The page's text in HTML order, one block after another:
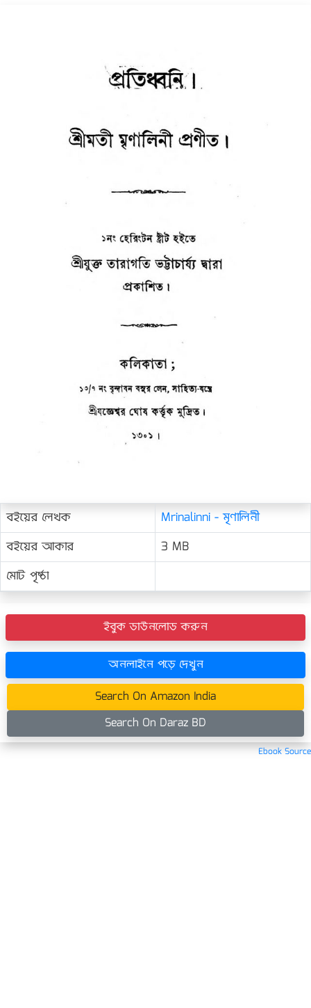
বইয়ের লেখক
Mrinalinni - মৃণালিনী
বইয়ের আকার
3 MB
মোট পৃষ্ঠা
ইবুক ডাউনলোড করুন
অনলাইনে পড়ে দেখুন
Search On Amazon India
Search On Daraz BD
Ebook Source